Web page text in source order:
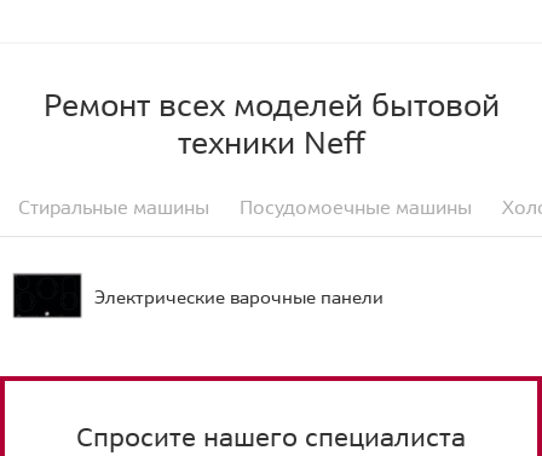
Ремонт всех моделей бытовой
техники Neff
Стиральные машины Посудомоечные машины
Электрические варочные панели
Спросите нашего специалиста